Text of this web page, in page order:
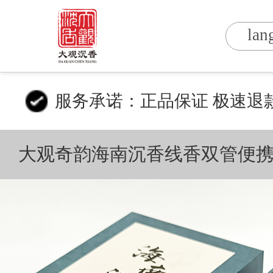
服务承诺：正品保证 极速退
大观奇韵海南沉香线香双管便